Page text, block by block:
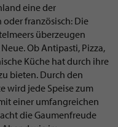
eine der
französisch: Die
überzeugen
Ob Antipasti, Pizza,
Küche hat durch ihre
bieten. Durch den
wird jede Speise zum
einer umfangreichen
die Gaumenfreude